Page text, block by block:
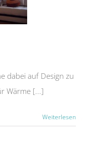
dabei auf Design zu
Wärme [...]
Weiterlesen